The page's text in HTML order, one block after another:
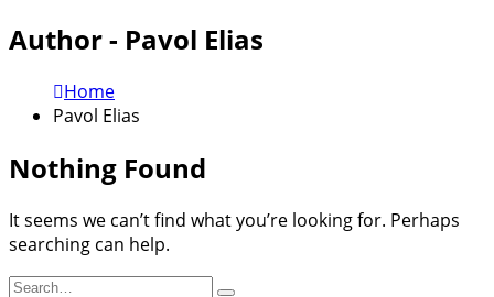
Author - Pavol Elias
Home
Pavol Elias
Nothing Found
It seems we can’t find what you’re looking for. Perhaps
searching can help.